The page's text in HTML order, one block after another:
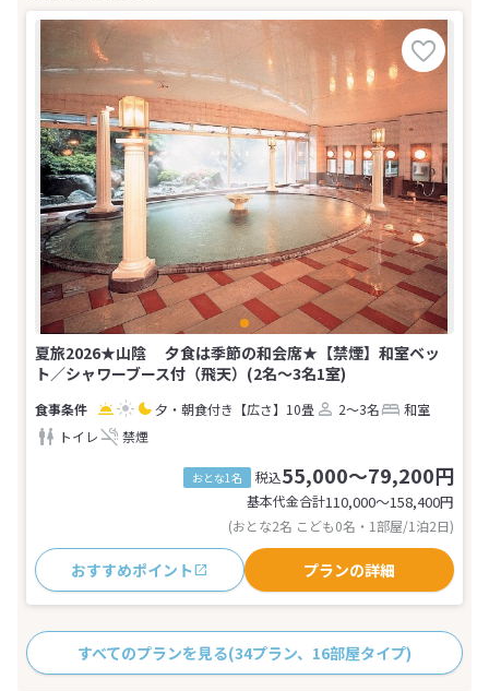
夏旅2026★山陰 夕食は季節の和会席★【禁煙】和室ベッ
ト／シャワーブース付（飛天）(2名～3名1室)
夕・朝食付き 【広さ】10畳 2～3名
和室
トイレ
禁煙
おとな1名 税込55,000～79,200円
基本代金合計110,000〜158,400円
(おとな2名 こども0名・1部屋/1泊2日)
おすすめポイント プランの詳細
すべてのプランを見る(34プラン、16部屋タイプ)